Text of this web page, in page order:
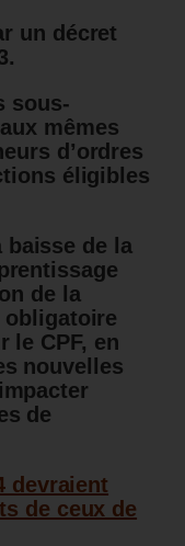
un décret
sous-
mêmes
d’ordres
éligibles
baisse de la
de la
le CPF, en
nouvelles
de
devraient
de ceux de